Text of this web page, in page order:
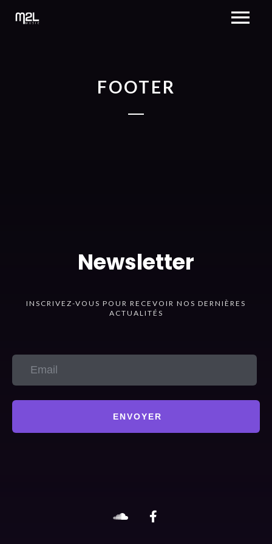
FOOTER
Newsletter
INSCRIVEZ-VOUS POUR RECEVOIR NOS DERNIÈRES
ACTUALITÉS
ENVOYER